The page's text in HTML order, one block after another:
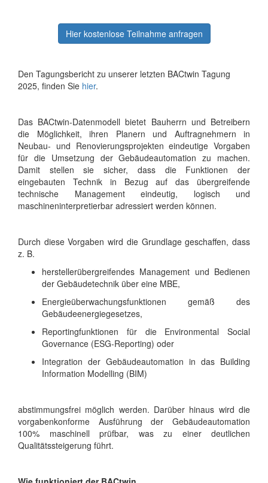
Hier kostenlose Teilnahme anfragen
Den Tagungsbericht zu unserer letzten BACtwin Tagung
2025, finden Sie hier.
Das BACtwin-Datenmodell bietet Bauherrn und Betreibern
die Möglichkeit, ihren Planern und Auftragnehmern in
Neubau- und Renovierungsprojekten eindeutige Vorgaben
für die Umsetzung der Gebäudeautomation zu machen.
Damit stellen sie sicher, dass die Funktionen der
eingebauten Technik in Bezug auf das übergreifende
technische Management eindeutig, logisch und
maschineninterpretierbar adressiert werden können.
Durch diese Vorgaben wird die Grundlage geschaffen, dass
z. B.
herstellerübergreifendes Management und Bedienen
der Gebäudetechnik über eine MBE,
Energieüberwachungsfunktionen gemäß des
Gebäudeenergiegesetzes,
Reportingfunktionen für die Environmental Social
Governance (ESG-Reporting) oder
Integration der Gebäudeautomation in das Building
Information Modelling (BIM)
abstimmungsfrei möglich werden. Darüber hinaus wird die
vorgabenkonforme Ausführung der Gebäudeautomation
100% maschinell prüfbar, was zu einer deutlichen
Qualitätssteigerung führt.